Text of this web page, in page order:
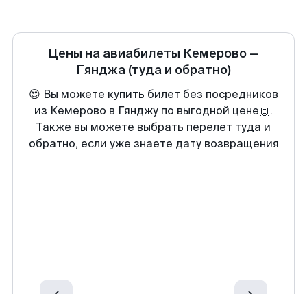
Цены на авиабилеты Кемерово —
Гянджа (туда и обратно)
😍 Вы можете купить билет без посредников
из Кемерово в Гянджу по выгодной цене🙌.
Также вы можете выбрать перелет туда и
обратно, если уже знаете дату возвращения